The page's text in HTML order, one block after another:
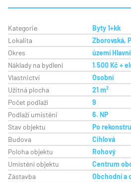
Kategorie
Byty 1+kk
Lokalita
Zborovská,
Okres
území
Náklady na bydlení
1.500 Kč +
Vlastnictví
Osobní
Užitná plocha
21 m²
Počet podlaží
9
Podlaží umístění
6. NP
Stav objektu
Po
Budova
Cihlová
Poloha objektu
Rohový
Umístění objektu
Centrum
Zástavba
Obchodní a